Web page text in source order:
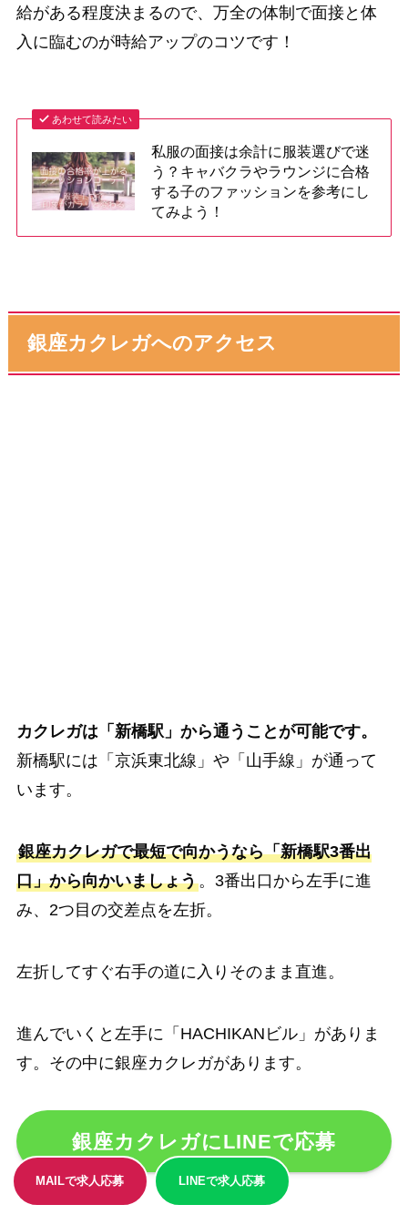
給がある程度決まるので、万全の体制で面接と体
入に臨むのが時給アップのコツです！
あわせて読みたい
私服の面接は余計に服装選びで迷
う？キャバクラやラウンジに合格
する子のファッションを参考にし
てみよう！
銀座カクレガへのアクセス
カクレガは「新橋駅」から通うことが可能です。
新橋駅には「京浜東北線」や「山手線」が通って
います。
銀座カクレガで最短で向かうなら「新橋駅3番出
口」から向かいましょう。3番出口から左手に進
み、2つ目の交差点を左折。
左折してすぐ右手の道に入りそのまま直進。
進んでいくと左手に「HACHIKANビル」がありま
す。その中に銀座カクレガがあります。
銀座カクレガにLINEで応募
MAILで求人応募 LINEで求人応募